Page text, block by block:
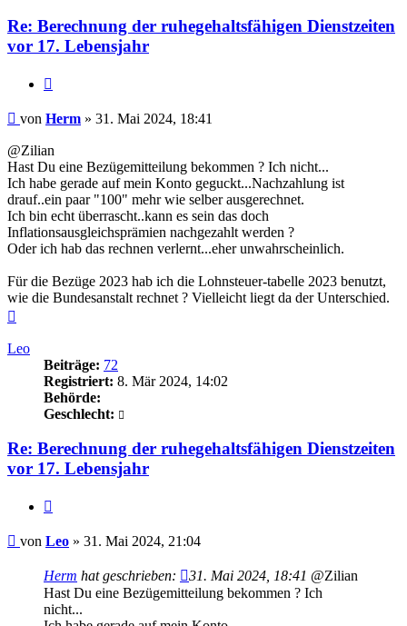
Re: Berechnung der ruhegehaltsfähigen Dienstzeiten
vor 17. Lebensjahr
Beitrag
von Herm » 31. Mai 2024, 18:41
@Zilian
Hast Du eine Bezügemitteilung bekommen ? Ich nicht...
Ich habe gerade auf mein Konto geguckt...Nachzahlung ist
drauf..ein paar "100" mehr wie selber ausgerechnet.
Ich bin echt überrascht..kann es sein das doch
Inflationsausgleichsprämien nachgezahlt werden ?
Oder ich hab das rechnen verlernt...eher unwahrscheinlich.
Für die Bezüge 2023 hab ich die Lohnsteuer-tabelle 2023 benutzt,
wie die Bundesanstalt rechnet ? Vielleicht liegt da der Unterschied.
Leo
Beiträge: 72
Registriert: 8. Mär 2024, 14:02
Behörde:
Geschlecht:
Re: Berechnung der ruhegehaltsfähigen Dienstzeiten
vor 17. Lebensjahr
Beitrag
von Leo » 31. Mai 2024, 21:04
Herm hat geschrieben: 31. Mai 2024, 18:41 @Zilian
Hast Du eine Bezügemitteilung bekommen ? Ich
nicht...